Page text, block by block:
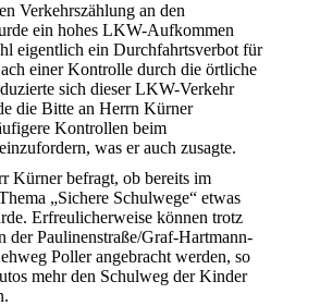
Verkehrszählung an den
ein hohes LKW-Aufkommen
eigentlich ein Durchfahrtsverbot für
einer Kontrolle durch die örtliche
sich dieser LKW-Verkehr
die Bitte an Herrn Kürner
Kontrollen beim
was er auch zusagte.
Kürner befragt, ob bereits im
„Sichere Schulwege“ etwas
Erfreulicherweise können trotz
der Paulinenstraße/Graf-Hartmann-
Poller angebracht werden, so
mehr den Schulweg der Kinder